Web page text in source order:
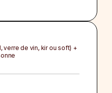
verre de vin, kir ou soft) +